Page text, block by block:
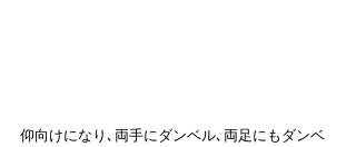
仰向けになり､両手にダンベル､両足にもダンベ